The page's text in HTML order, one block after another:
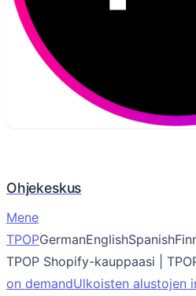
Ohjekeskus
Mene
TPOP
TPOP Shopify-kauppaasi |
on demandUlkoisten alustojen